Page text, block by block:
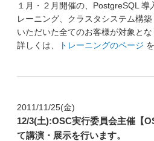
セミナー資料
オープンソース活動
採用情報
１月・２月開催の、PostgreSQL 導
レーニング、クラスタシステム構
いただいた全てのお客様が対象とな
詳しくは、
トレーニングのページ
2011/11/25(金)
12/3(土):OSC実行委員会主催【
て講演・展示を行います。